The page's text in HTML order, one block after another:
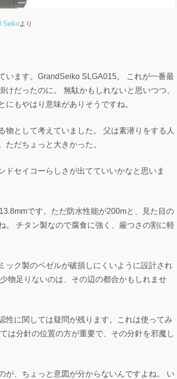
Seikoより
います。GrandSeiko SLGA015。 これが一番最
だったのに。 無駄かもしれないと思いつつ、
もやはり意味がありそうですね。
物として考えていました。 父は素潜りをする人
ただちょっと大きかった。
ドセイコーらしさが出てていいかなと思いま
です。ただ防水性能が200mと、見た目の
。 チタン製なので腐食に強く、厳つさの割に軽
ック製のベゼルが破損しにくいように設計され
物足りないのは、その辺の都合かもしれませ
性に関しては疑問が残ります。これは使ってみ
は分針の位置の方が重要で、その分針を邪魔し
が、ちょっと意図が分からないんですよね。 い